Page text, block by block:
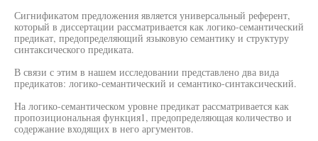
Сигнификатом предложения является универсальный референт,
который в диссертации рассматривается как логико-семантический
предикат, предопределяющий языковую семантику и структуру
синтаксического предиката.
В связи с этим в нашем исследовании представлено два вида
предикатов: логико-семантический и семантико-синтаксический.
На логико-семантическом уровне предикат рассматривается как
пропозициональная функция1, предопределяющая количество и
содержание входящих в него аргументов.